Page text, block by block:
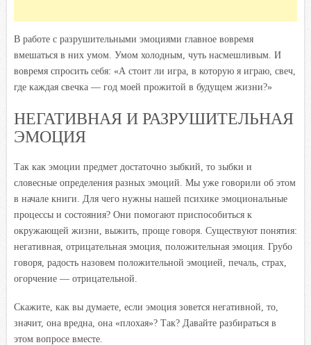
В работе с разрушительными эмоциями главное вовремя
вмешаться в них умом. Умом холодным, чуть насмешливым. И
вовремя спросить себя: «А стоит ли игра, в которую я играю, свеч,
где каждая свечка — год моей прожитой в будущем жизни?»
НЕГАТИВНАЯ И РАЗРУШИТЕЛЬНАЯ
ЭМОЦИЯ
Так как эмоции предмет достаточно зыбкий, то зыбки и
словесные определения разных эмоций. Мы уже говорили об этом
в начале книги. Для чего нужны нашей психике эмоциональные
процессы и состояния? Они помогают приспособиться к
окружающей жизни, выжить, проще говоря. Существуют понятия:
негативная, отрицательная эмоция, положительная эмоция. Грубо
говоря, радость назовем положительной эмоцией, печаль, страх,
огорчение — отрицательной.
Скажите, как вы думаете, если эмоция зовется негативной, то,
значит, она вредна, она «плохая»? Так? Давайте разбираться в
этом вопросе вместе.